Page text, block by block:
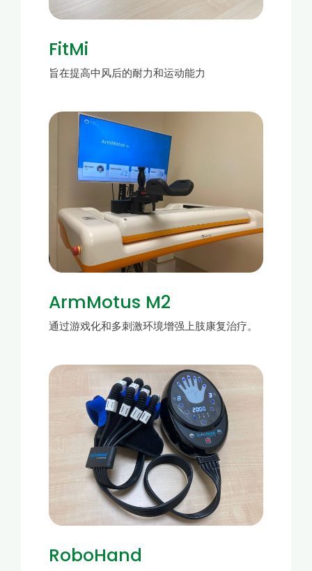
FitMi
旨在提高中风后的耐力和运动能力
ArmMotus M2
通过游戏化和多刺激环境增强上肢康复治疗。
RoboHand